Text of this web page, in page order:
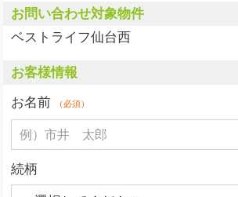
お問い合わせ対象物件
ベストライフ仙台西
お客様情報
お名前
（必須）
続柄